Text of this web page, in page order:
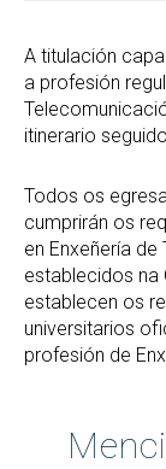
A titulación
a profesión
itinerario
Todos os
cumprirán os
en Enxeñería
establecidos na
establecen os
universitarios
profesión de